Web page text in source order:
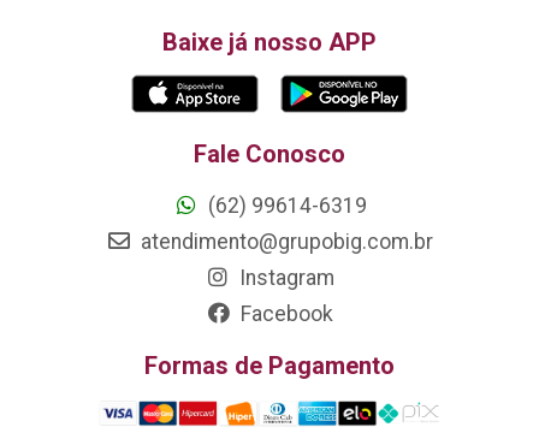
Baixe já nosso APP
Fale Conosco
(62) 99614-6319
atendimento@grupobig.com.br
Instagram
Facebook
Formas de Pagamento